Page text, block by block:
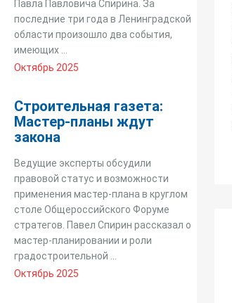
Павла Павловича Спирина. За
последние три года в Ленинградской
области произошло два события,
имеющих ...
Октябрь 2025
Строительная газета:
Мастер-планы ждут
закона
Ведущие эксперты обсудили
правовой статус и возможности
применения мастер-плана в круглом
столе Общероссийского Форуме
стратегов. Павел Спирин рассказал о
мастер-планировании и роли
градостроительной ...
Октябрь 2025